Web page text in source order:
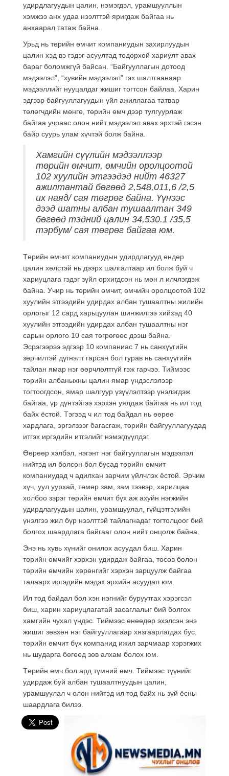
удирдлагуудын цалин, нэмэгдэл, урамшууллын
хэмжээ анх удаа нээлттэй яригдаж байгаа нь
анхаарал татаж байна.
Урьд нь төрийн өмчит компаниудын захирлуудын
цалин хэд вэ гэдэг асуултад тодорхой хариулт авах
бараг боломжгүй байсан. “Байгууллагын дотоод
мэдээлэл”, “хувийн мэдээлэл” гэх шалтгаанаар
мэдээллийг нууцалдаг жишиг тогтсон байлаа. Харин
эдгээр байгууллагуудын үйл ажиллагаа татвар
төлөгчдийн мөнгө, төрийн өмч дээр тулгуурлаж
байгаа учраас олон нийт мэдээлэл авах эрхтэй гэсэн
байр суурь улам хүчтэй болж байна.
Хамгийн сүүлийн мэдээллээр
төрийн өмчит, өмчийн оролцоотой
102 хуулийн этгээдэд нийт 46327
ажилтантай бөгөөд 2,548,011,6 /2,5
их наяд/ сая төгрөг байна. Үүнээс
дээд шатны албан тушаалтан 349
бөгөөд тэдний цалин 34,530.1 /35,5
тэрбум/ сая төгрөг байгаа юм.
Төрийн өмчит компаниудын удирдлагууд өндөр
цалин хөлстэй нь дээрх шалгалтаар ил болж буй ч
хариуцлага гэдэг зүйл орхигдсон нь мөн л илчлэгдэж
байна. Учир нь төрийн өмчит, өмчийн оролцоотой 102
хуулийн этгээдийн удирдах албан тушаалтны жилийн
орлогыг 12 сард харьцуулан шинжилгээ хийхэд 40
хуулийн этгээдийн удирдах албан тушаалтны нэг
сарын орлого 10 сая төгрөгөөс дээш байна.
Эсрэгээрээ эдгээр 10 компаниас 7 нь санхүүгийн
зөрчилтэй дүгнэлт гарсан бол гурав нь санхүүгийн
тайлан ямар нэг өөрчлөлтгүй гэж гарчээ. Тиймээс
төрийн албаныхны цалин ямар үндэслэлээр
тогтоогдсон, ямар шалгуур үзүүлэлтээр үнэлэгдэж
байгаа, үр дүнтэйгээ хэрхэн уялдаж байгаа нь ил тод
байх ёстой. Тэгээд ч ил тод байдал нь өөрөө
хардлага, эргэлзээг багасгаж, төрийн байгууллагуудад
итгэх иргэдийн итгэлийг нэмэгдүүлдэг.
Өөрөөр хэлбэл, нэгэнт нэг байгууллагын мэдээлэл
нийтэд ил болсон бол бусад төрийн өмчит
компаниудад ч адилхан зарчим үйлчлэх ёстой. Эрчим
хүч, уул уурхай, төмөр зам, зам тээвэр, харилцаа
холбоо зэрэг төрийн өмчит бүх аж ахуйн нэгжийн
удирдлагуудын цалин, урамшуулал, гүйцэтгэлийн
үнэлгээ жил бүр нээлттэй тайлагнадаг тогтолцоог бий
болгох шаардлага байгааг олон нийт онцолж байна.
Энэ нь хувь хүнийг онилох асуудал биш. Харин
төрийн өмчийг хэрхэн удирдаж байгаа, төсөв болон
төрийн өмчийн хөрөнгийг хэрхэн зарцуулж байгаа
талаарх иргэдийн мэдэх эрхийн асуудал юм.
Ил тод байдал бол хэн нэгнийг буруутгах хэрэгсэл
биш, харин хариуцлагатай засаглалыг бий болгох
хамгийн чухал үндэс. Тиймээс өнөөдөр эхэлсэн энэ
жишиг зөвхөн нэг байгууллагаар хязгаарлагдах бус,
төрийн өмчит бүх компанид ижил зарчмаар хэрэгжих
нь шударга бөгөөд зөв алхам болох юм.
Төрийн өмч бол ард түмний өмч. Тиймээс түүнийг
удирдаж буй албан тушаалтнуудын цалин,
урамшуулал ч олон нийтэд ил тод байх нь зүй ёсны
шаардлага билээ.